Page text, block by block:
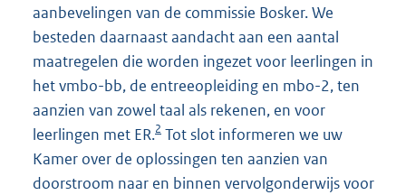
aanbevelingen van de commissie Bosker. We
besteden daarnaast aandacht aan een aantal
maatregelen die worden ingezet voor leerlingen in
het vmbo-bb, de entreeopleiding en mbo-2, ten
aanzien van zowel taal als rekenen, en voor
leerlingen met ER.2 Tot slot informeren we uw
Kamer over de oplossingen ten aanzien van
doorstroom naar en binnen vervolgonderwijs voor